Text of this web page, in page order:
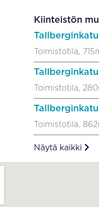
Kiinteistön
Toimistotila,
Toimistotila,
Toimistotila,
Näytä kaikki